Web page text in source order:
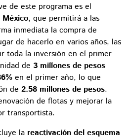
de este programa es el
, que permitirá a las
inmediata la compra de
de hacerlo en varios años, las
toda la inversión en el primer
de 3 millones de pesos
en el primer año, lo que
de 2.58 millones de pesos.
de flotas y mejorar la
transportista.
la reactivación del esquema